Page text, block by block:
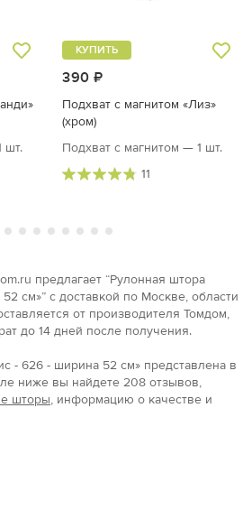
шт.
390 ₽
КУПИТЬ
Подхват с магнитом «Лиз»
(хром)
Подхват с магнитом — 1 шт.
11
предлагает “Рулонная штора
см»” с доставкой по Москве, области
от производителя Томдом,
до 14 дней после получения.
- 626 - ширина 52 см» представлена в
ниже вы найдете 208 отзывов,
шторы, информацию о качестве и